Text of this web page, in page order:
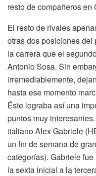
resto de compañeros en
El resto de rivales
otras dos posiciones
la carrera que el
Antonio Sosa. Sin
irremediablemente,
hasta ese momento
Éste lograba así una
puntos muy
italiano Alex Gabriele
un fin de semana de
categorías). Gabriele
la sexta inicial a la